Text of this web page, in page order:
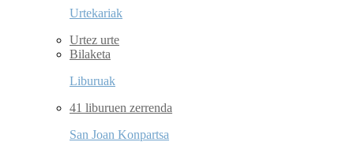
Urtekariak
Urtez urte
Bilaketa
Liburuak
41 liburuen zerrenda
San Joan Konpartsa